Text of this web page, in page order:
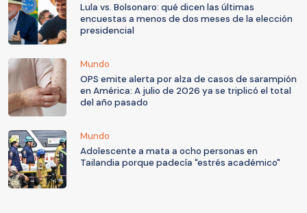
Lula vs. Bolsonaro: qué dicen las últimas
encuestas a menos de dos meses de la elección
presidencial
Mundo
OPS emite alerta por alza de casos de sarampión
en América: A julio de 2026 ya se triplicó el total
del año pasado
Mundo
Adolescente a mata a ocho personas en
Tailandia porque padecía "estrés académico"